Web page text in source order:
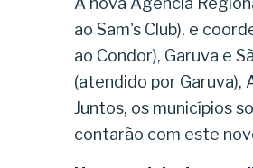
ao Sam's Club), e
ao Condor), Garuva e
(atendido por Garuva),
Juntos, os municípios
contarão com este